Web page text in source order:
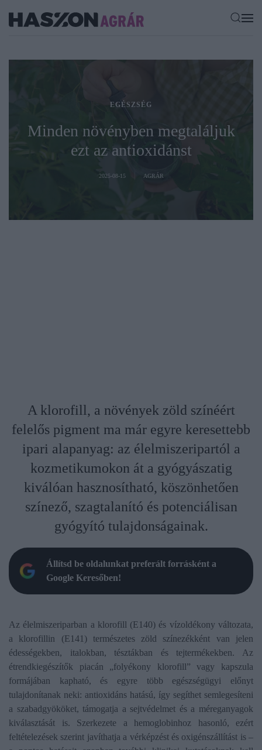
EGÉSZSÉG
Minden növényben megtaláljuk
ezt az antioxidánst
2025-08-15 AGRÁR
A klorofill, a növények zöld színéért
felelős pigment ma már egyre keresettebb
ipari alapanyag: az élelmiszeripartól a
kozmetikumokon át a gyógyászatig
kiválóan hasznosítható, köszönhetően
színező, szagtalanító és potenciálisan
gyógyító tulajdonságainak.
Állítsd be oldalunkat preferált forrásként a
Google Keresőben!
Az élelmiszeriparban a klorofill (E140) és vízoldékony változata,
a klorofillin (E141) természetes zöld színezékként van jelen
édességekben, italokban, tésztákban és tejtermékekben. Az
étrendkiegészítők piacán „folyékony klorofill” vagy kapszula
formájában kapható, és egyre több egészségügyi előnyt
tulajdonítanak neki: antioxidáns hatású, így segíthet semlegesíteni
a szabadgyököket, támogatja a sejtvédelmet és a méreganyagok
kiválasztását is. Szerkezete a hemoglobinhoz hasonló, ezért
feltételezések szerint javíthatja a vérképzést és oxigénszállítást is –